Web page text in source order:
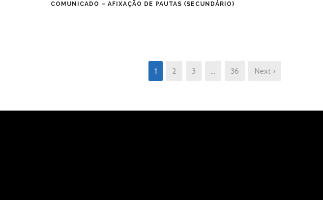
COMUNICADO – AFIXAÇÃO DE PAUTAS (SECUNDÁRIO)
1 2 3 … 36 Next ›